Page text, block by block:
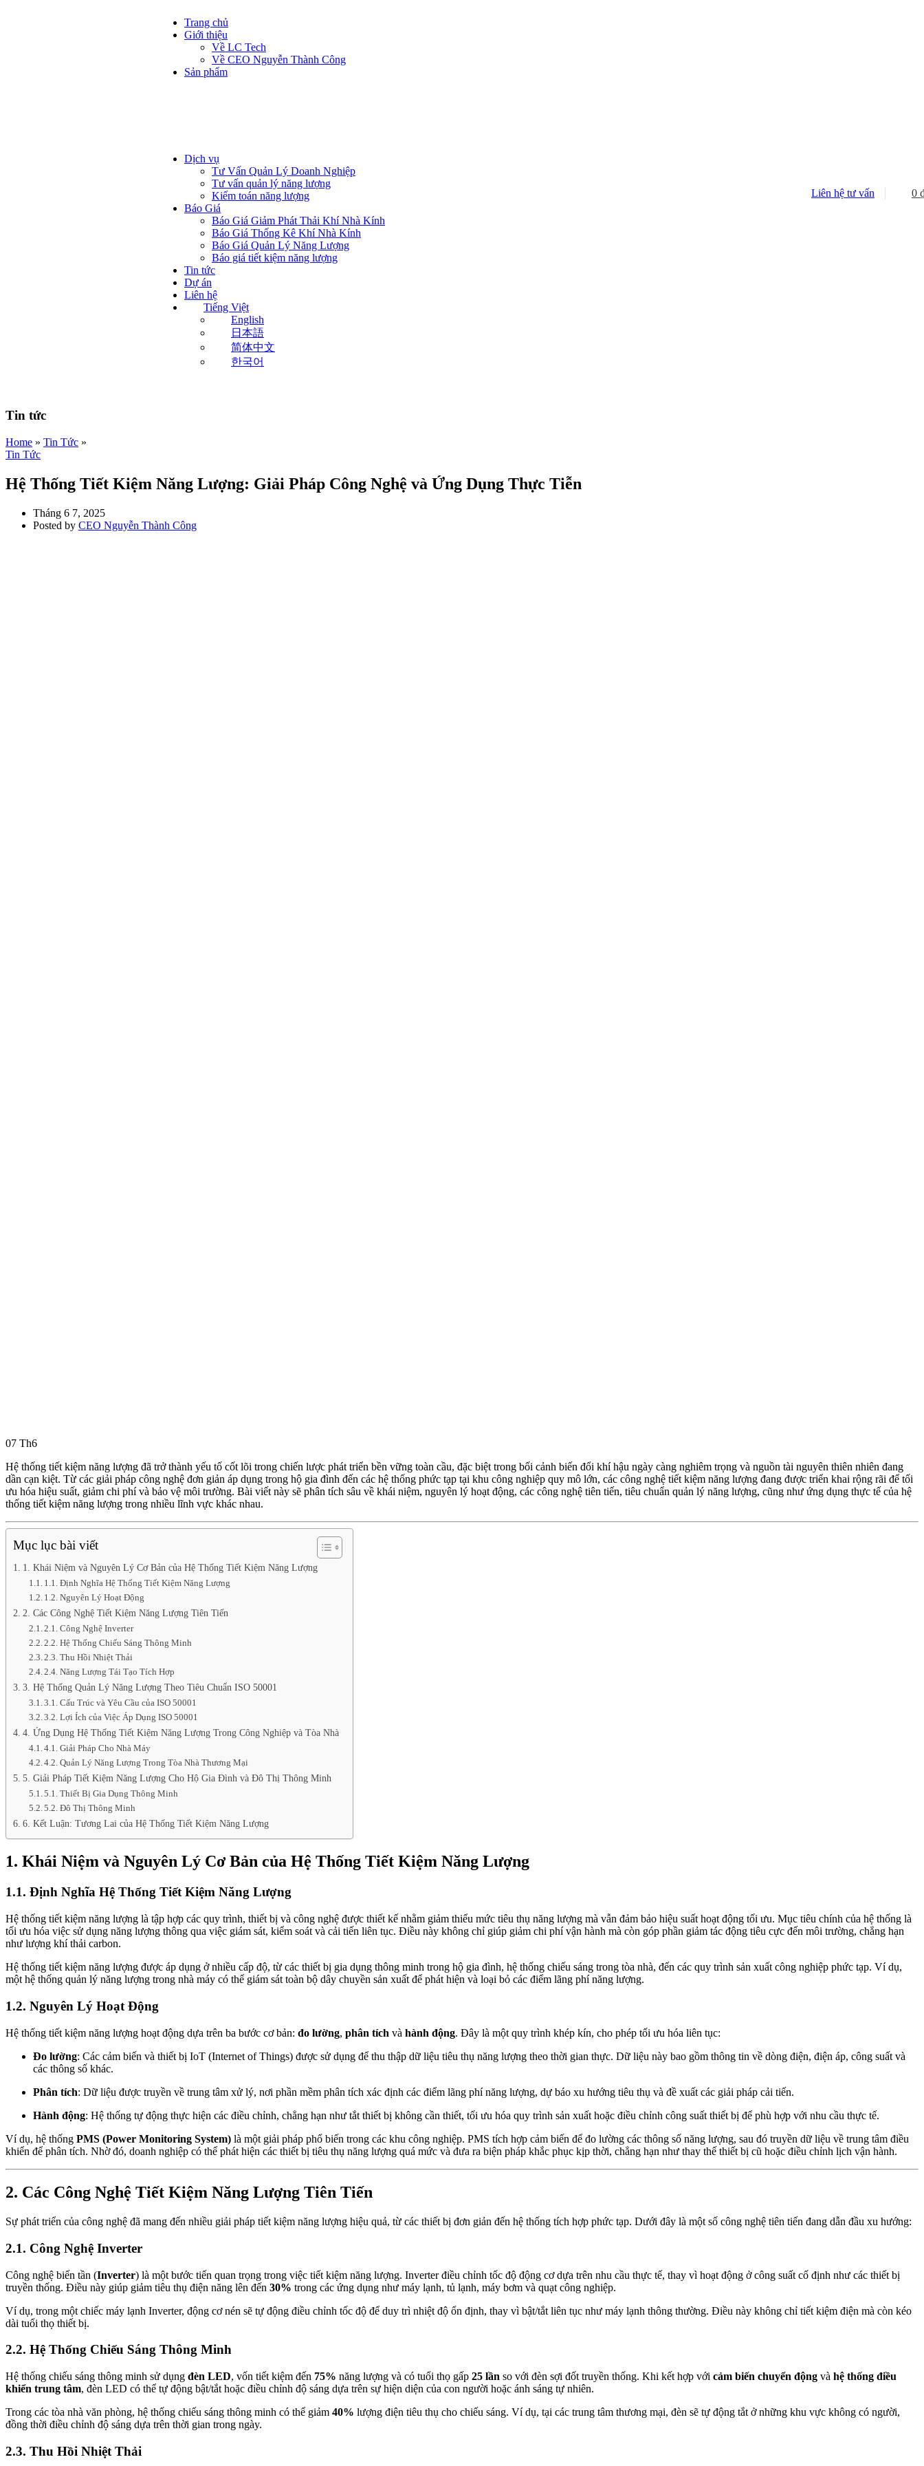
Trang chủ
Giới thiệu
Về LC Tech
Về CEO Nguyễn Thành Công
Sản phẩm
Dịch vụ
Tư Vấn Quản Lý Doanh Nghiệp
Tư vấn quản lý năng lượng
Kiểm toán năng lượng
Báo Giá
Báo Giá Giảm Phát Thải Khí Nhà Kính
Báo Giá Thống Kê Khí Nhà Kính
Báo Giá Quản Lý Năng Lượng
Báo giá tiết kiệm năng lượng
Tin tức
Dự án
Liên hệ
Tiếng Việt
English
日本語
简体中文
한국어
Liên hệ tư vấn 0
Tin tức
Home » Tin Tức »
Tin Tức
Hệ Thống Tiết Kiệm Năng Lượng: Giải Pháp Công Nghệ và Ứng Dụng Thực Tiễn
Tháng 6 7, 2025
Posted by CEO Nguyễn Thành Công
07 Th6
Hệ thống tiết kiệm năng lượng đã trở thành yếu tố cốt lõi trong chiến lược phát triển bền vững toàn cầu, đặc biệt trong bối cảnh biến đổi khí hậu ngày càng nghiêm trọng và nguồn tài nguyên thiên nhiên đang
dần cạn kiệt. Từ các giải pháp công nghệ đơn giản áp dụng trong hộ gia đình đến các hệ thống phức tạp tại khu công nghiệp quy mô lớn, các công nghệ tiết kiệm năng lượng đang được triển khai rộng rãi để tối
ưu hóa hiệu suất, giảm chi phí và bảo vệ môi trường. Bài viết này sẽ phân tích sâu về khái niệm, nguyên lý hoạt động, các công nghệ tiên tiến, tiêu chuẩn quản lý năng lượng, cũng như ứng dụng thực tế của hệ
thống tiết kiệm năng lượng trong nhiều lĩnh vực khác nhau.
Mục lục bài viết
1. Khái Niệm và Nguyên Lý Cơ Bản của Hệ Thống Tiết Kiệm Năng Lượng
1.1. Định Nghĩa Hệ Thống Tiết Kiệm Năng Lượng
1.2. Nguyên Lý Hoạt Động
2. Các Công Nghệ Tiết Kiệm Năng Lượng Tiên Tiến
2.1. Công Nghệ Inverter
2.2. Hệ Thống Chiếu Sáng Thông Minh
2.3. Thu Hồi Nhiệt Thải
2.4. Năng Lượng Tái Tạo Tích Hợp
3. Hệ Thống Quản Lý Năng Lượng Theo Tiêu Chuẩn ISO 50001
3.1. Cấu Trúc và Yêu Cầu của ISO 50001
3.2. Lợi Ích của Việc Áp Dụng ISO 50001
4. Ứng Dụng Hệ Thống Tiết Kiệm Năng Lượng Trong Công Nghiệp và Tòa Nhà
4.1. Giải Pháp Cho Nhà Máy
4.2. Quản Lý Năng Lượng Trong Tòa Nhà Thương Mại
5. Giải Pháp Tiết Kiệm Năng Lượng Cho Hộ Gia Đình và Đô Thị Thông Minh
5.1. Thiết Bị Gia Dụng Thông Minh
5.2. Đô Thị Thông Minh
6. Kết Luận: Tương Lai của Hệ Thống Tiết Kiệm Năng Lượng
1. Khái Niệm và Nguyên Lý Cơ Bản của Hệ Thống Tiết Kiệm Năng Lượng
1.1. Định Nghĩa Hệ Thống Tiết Kiệm Năng Lượng
Hệ thống tiết kiệm năng lượng là tập hợp các quy trình, thiết bị và công nghệ được thiết kế nhằm giảm thiểu mức tiêu thụ năng lượng mà vẫn đảm bảo hiệu suất hoạt động tối ưu. Mục tiêu chính của hệ thống là
tối ưu hóa việc sử dụng năng lượng thông qua việc giám sát, kiểm soát và cải tiến liên tục. Điều này không chỉ giúp giảm chi phí vận hành mà còn góp phần giảm tác động tiêu cực đến môi trường, chẳng hạn
như lượng khí thải carbon.
Hệ thống tiết kiệm năng lượng được áp dụng ở nhiều cấp độ, từ các thiết bị gia dụng thông minh trong hộ gia đình, hệ thống chiếu sáng trong tòa nhà, đến các quy trình sản xuất công nghiệp phức tạp. Ví dụ,
một hệ thống quản lý năng lượng trong nhà máy có thể giám sát toàn bộ dây chuyền sản xuất để phát hiện và loại bỏ các điểm lãng phí năng lượng.
1.2. Nguyên Lý Hoạt Động
Hệ thống tiết kiệm năng lượng hoạt động dựa trên ba bước cơ bản: đo lường, phân tích và hành động. Đây là một quy trình khép kín, cho phép tối ưu hóa liên tục:
Đo lường: Các cảm biến và thiết bị IoT (Internet of Things) được sử dụng để thu thập dữ liệu tiêu thụ năng lượng theo thời gian thực. Dữ liệu này bao gồm thông tin về dòng điện, điện áp, công suất và
các thông số khác.
Phân tích: Dữ liệu được truyền về trung tâm xử lý, nơi phần mềm phân tích xác định các điểm lãng phí năng lượng, dự báo xu hướng tiêu thụ và đề xuất các giải pháp cải tiến.
Hành động: Hệ thống tự động thực hiện các điều chỉnh, chẳng hạn như tắt thiết bị không cần thiết, tối ưu hóa quy trình sản xuất hoặc điều chỉnh công suất thiết bị để phù hợp với nhu cầu thực tế.
Ví dụ, hệ thống PMS (Power Monitoring System) là một giải pháp phổ biến trong các khu công nghiệp. PMS tích hợp cảm biến để đo lường các thông số năng lượng, sau đó truyền dữ liệu về trung tâm điều
khiển để phân tích. Nhờ đó, doanh nghiệp có thể phát hiện các thiết bị tiêu thụ năng lượng quá mức và đưa ra biện pháp khắc phục kịp thời, chẳng hạn như thay thế thiết bị cũ hoặc điều chỉnh lịch vận hành.
2. Các Công Nghệ Tiết Kiệm Năng Lượng Tiên Tiến
Sự phát triển của công nghệ đã mang đến nhiều giải pháp tiết kiệm năng lượng hiệu quả, từ các thiết bị đơn giản đến hệ thống tích hợp phức tạp. Dưới đây là một số công nghệ tiên tiến đang dẫn đầu xu hướng:
2.1. Công Nghệ Inverter
Công nghệ biến tần (Inverter) là một bước tiến quan trọng trong việc tiết kiệm năng lượng. Inverter điều chỉnh tốc độ động cơ dựa trên nhu cầu thực tế, thay vì hoạt động ở công suất cố định như các thiết bị
truyền thống. Điều này giúp giảm tiêu thụ điện năng lên đến 30% trong các ứng dụng như máy lạnh, tủ lạnh, máy bơm và quạt công nghiệp.
Ví dụ, trong một chiếc máy lạnh Inverter, động cơ nén sẽ tự động điều chỉnh tốc độ để duy trì nhiệt độ ổn định, thay vì bật/tắt liên tục như máy lạnh thông thường. Điều này không chỉ tiết kiệm điện mà còn kéo
dài tuổi thọ thiết bị.
2.2. Hệ Thống Chiếu Sáng Thông Minh
Hệ thống chiếu sáng thông minh sử dụng đèn LED, vốn tiết kiệm đến 75% năng lượng và có tuổi thọ gấp 25 lần so với đèn sợi đốt truyền thống. Khi kết hợp với cảm biến chuyển động và hệ thống điều
khiển trung tâm, đèn LED có thể tự động bật/tắt hoặc điều chỉnh độ sáng dựa trên sự hiện diện của con người hoặc ánh sáng tự nhiên.
Trong các tòa nhà văn phòng, hệ thống chiếu sáng thông minh có thể giảm 40% lượng điện tiêu thụ cho chiếu sáng. Ví dụ, tại các trung tâm thương mại, đèn sẽ tự động tắt ở những khu vực không có người,
đồng thời điều chỉnh độ sáng dựa trên thời gian trong ngày.
2.3. Thu Hồi Nhiệt Thải